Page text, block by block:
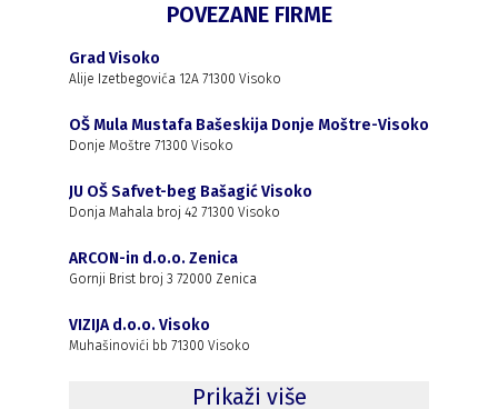
POVEZANE FIRME
Grad Visoko
Alije Izetbegovića 12A 71300 Visoko
OŠ Mula Mustafa Bašeskija Donje Moštre-Visoko
Donje Moštre 71300 Visoko
JU OŠ Safvet-beg Bašagić Visoko
Donja Mahala broj 42 71300 Visoko
ARCON-in d.o.o. Zenica
Gornji Brist broj 3 72000 Zenica
VIZIJA d.o.o. Visoko
Muhašinovići bb 71300 Visoko
Prikaži više